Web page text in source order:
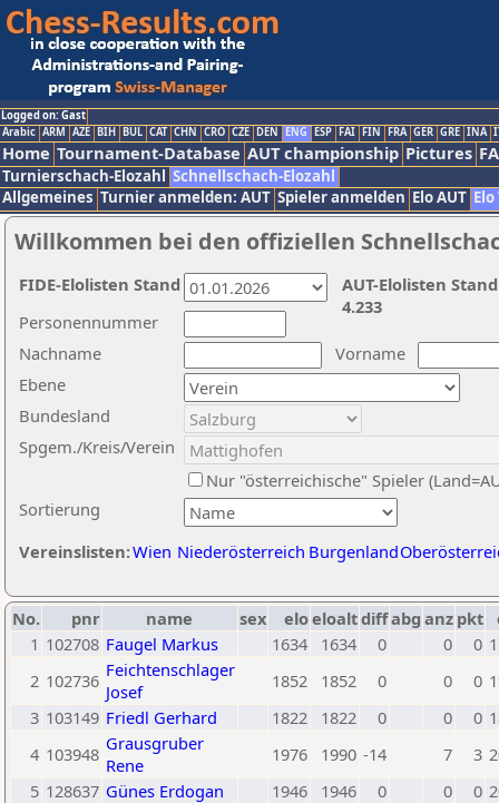
Logged on: Gast
Arabic ARM AZE BIH BUL CAT CHN CRO CZE DEN ENG ESP FAI FIN FRA GER GRE INA
Home Tournament-Database AUT championship Pictures
Turnierschach-Elozahl Schnellschach-Elozahl
Allgemeines Turnier anmelden: AUT Spieler anmelden Elo AUT
Willkommen bei den offiziellen
Nachname
Vorname
Ebene
Sortierung
Personennummer
Bundesland
Spgem./Kreis/Verein
Nur "österreichische" Spieler
Vereinslisten:Wien Niederösterreich Burgenland
AUT-Elolisten
4.233
FIDE-Elolisten Stand
No. pnr name sex eloeloaltdiffabg anz pkt
1 102708 Faugel Markus 1634 1634 0 0 0
2 102736 Feichtenschlager
Josef
1852 1852 0 0 0
3 103149 Friedl Gerhard 1822 1822 0 0 0
4 103948 Grausgruber
Rene
1976 1990 -14 7 3
5 128637 Günes Erdogan 1946 1946 0 0 0